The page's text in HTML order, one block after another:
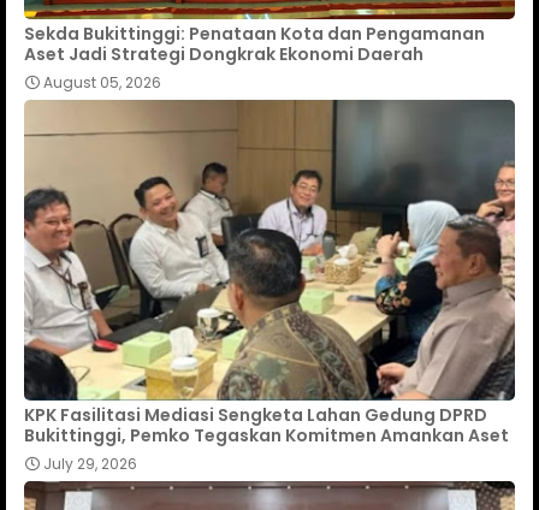
Sekda Bukittinggi: Penataan Kota dan Pengamanan
Aset Jadi Strategi Dongkrak Ekonomi Daerah
August 05, 2026
KPK Fasilitasi Mediasi Sengketa Lahan Gedung DPRD
Bukittinggi, Pemko Tegaskan Komitmen Amankan Aset
July 29, 2026